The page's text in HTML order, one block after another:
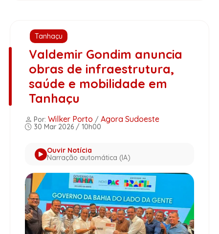
Tanhaçu
Valdemir Gondim anuncia
obras de infraestrutura,
saúde e mobilidade em
Tanhaçu
Por: Wilker Porto / Agora Sudoeste
30 Mar 2026 / 10h00
Ouvir Notícia
Narração automática (IA)